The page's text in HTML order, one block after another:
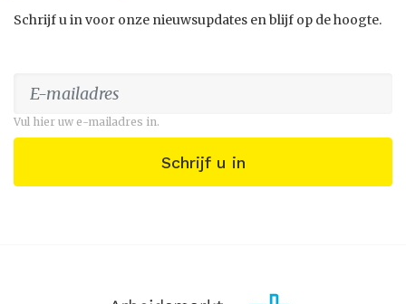
Schrijf u in voor onze nieuwsupdates en blijf op de hoogte.
Vul hier uw e-mailadres in.
Schrijf u in